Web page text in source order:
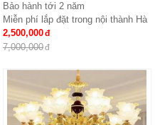
Bảo hành tới 2 năm
Miễn phí lắp đặt trong nội thành Hà
Nội
Giao hàng toàn quốc
Kích thước: Phi 900*H650, 15 tay
2,500,000
7,000,000